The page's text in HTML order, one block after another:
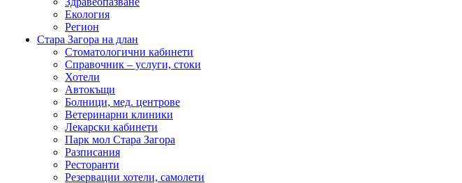
Екология
Регион
Стара Загора на длан
Стоматологични кабинети
Справочник – услуги, стоки
Хотели
Автокъщи
Болници, мед. центрове
Ветеринарни клиники
Лекарски кабинети
Парк мол Стара Загора
Разписания
Ресторанти
Резервации хотели, самолети